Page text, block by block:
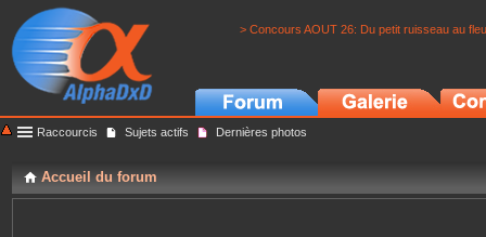
> Concours AOUT 26: Du petit ruisseau au
Raccourcis Sujets actifs Dernières photos
Accueil du forum